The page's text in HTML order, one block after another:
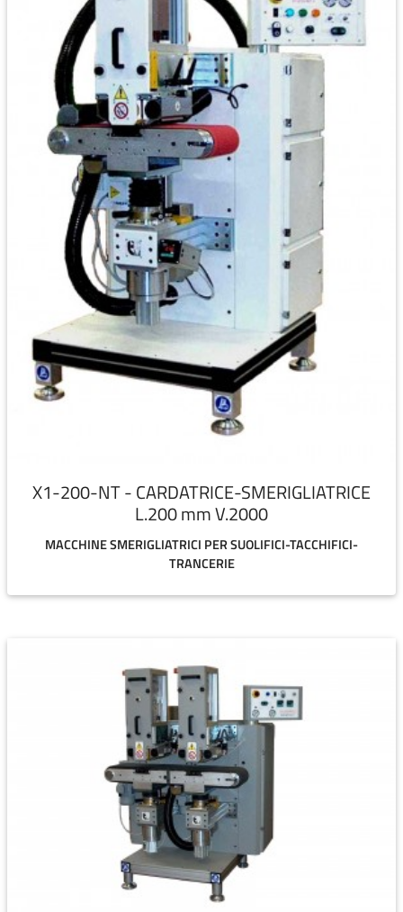
X1-200-NT - CARDATRICE-SMERIGLIATRICE
L.200 mm V.2000
MACCHINE SMERIGLIATRICI PER SUOLIFICI-TACCHIFICI-
TRANCERIE